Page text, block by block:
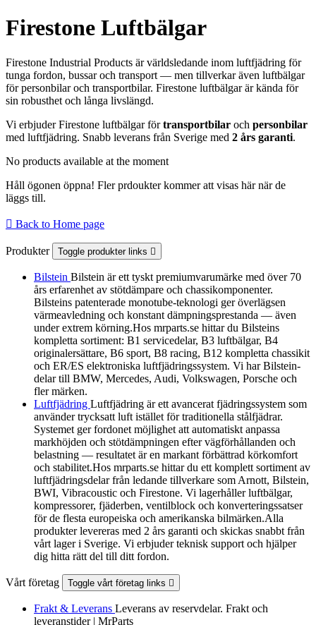
Firestone Luftbälgar
Firestone Industrial Products är världsledande inom luftfjädring för
tunga fordon, bussar och transport — men tillverkar även luftbälgar
för personbilar och transportbilar. Firestone luftbälgar är kända för
sin robusthet och långa livslängd.
Vi erbjuder Firestone luftbälgar förtransportbilar och personbilar
med luftfjädring. Snabb leverans från Sverige med 2 års garanti.
No products available at the moment
Håll ögonen öppna! Fler prdoukter kommer att visas här när de
läggs till.
 Back to Home page
Produkter Toggle produkter links 
Bilstein Bilstein är ett tyskt premiumvarumärke med över 70
års erfarenhet av stötdämpare och chassikomponenter.
Bilsteins patenterade monotube-teknologi ger överlägsen
värmeavledning och konstant dämpningsprestanda — även
under extrem körning.Hos mrparts.se hittar du Bilsteins
kompletta sortiment: B1 servicedelar, B3 luftbälgar, B4
originalersättare, B6 sport, B8 racing, B12 kompletta chassikit
och ER/ES elektroniska luftfjädringssystem. Vi har Bilstein-
delar till BMW, Mercedes, Audi, Volkswagen, Porsche och
fler märken.
Luftfjädring Luftfjädring är ett avancerat fjädringssystem som
använder trycksatt luft istället för traditionella stålfjädrar.
Systemet ger fordonet möjlighet att automatiskt anpassa
markhöjden och stötdämpningen efter vägförhållanden och
belastning — resultatet är en markant förbättrad körkomfort
och stabilitet.Hos mrparts.se hittar du ett komplett sortiment av
luftfjädringsdelar från ledande tillverkare som Arnott, Bilstein,
BWI, Vibracoustic och Firestone. Vi lagerhåller luftbälgar,
kompressorer, fjäderben, ventilblock och konverteringssatser
för de flesta europeiska och amerikanska bilmärken.Alla
produkter levereras med 2 års garanti och skickas snabbt från
vårt lager i Sverige. Vi erbjuder teknisk support och hjälper
dig hitta rätt del till ditt fordon.
Vårt företag Toggle vårt företag links 
Frakt & Leverans Leverans av reservdelar. Frakt och
leveranstider | MrParts